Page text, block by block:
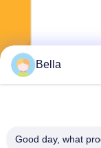
Bella
Good day, what